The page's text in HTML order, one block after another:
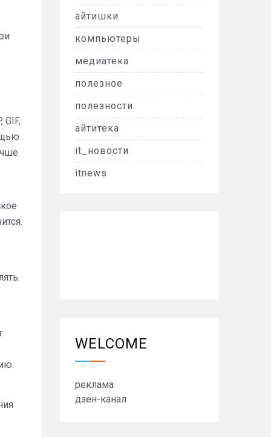
айтишки
компьютеры
медиатека
полезное
полезности
айтитека
it_новости
itnews
WELCOME
реклама
дзен-канал